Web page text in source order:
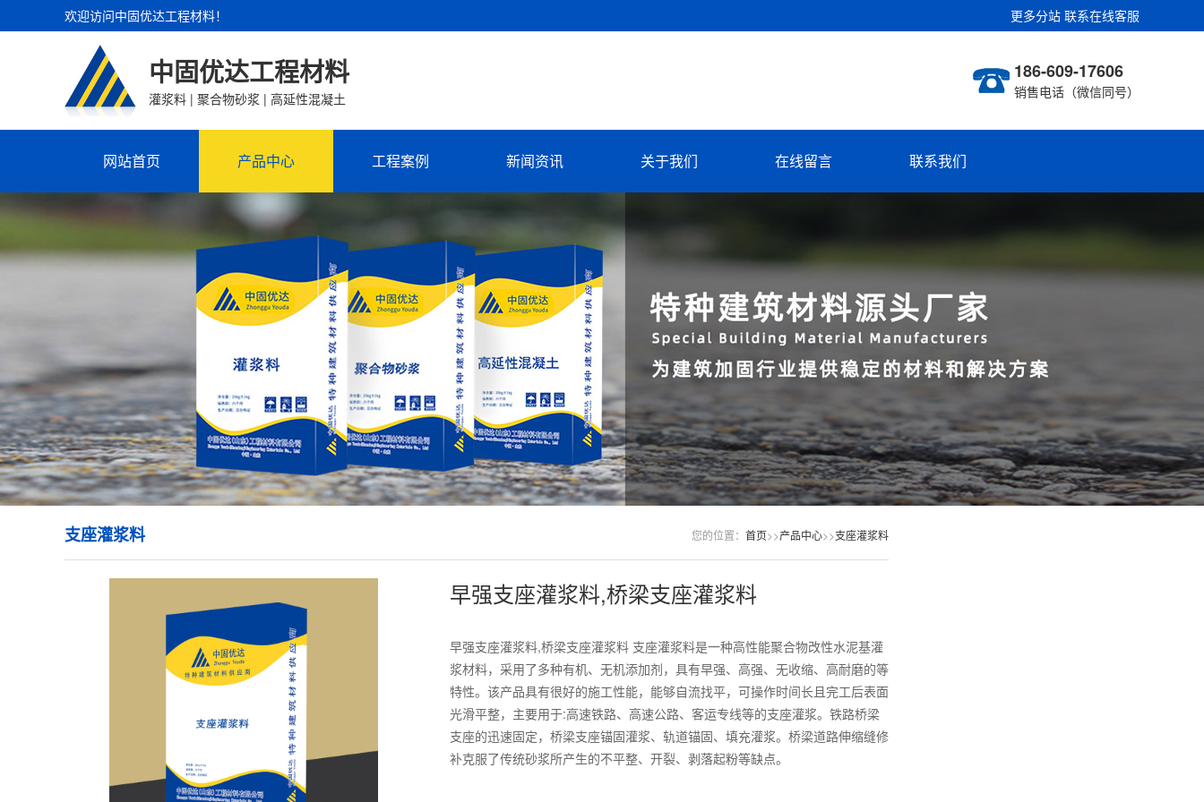
更多分站 联系在线客服
欢迎访问中固优达工程材料！
中固优达工程材料
灌浆料 | 聚合物砂浆 | 高延性混凝土
186-609-17606
销售电话（微信同号）
网站首页 产品中心 工程案例 新闻资讯 关于我们 在线留言 联系我们
您的位置： 首页>>产品中心>>支座灌浆料
支座灌浆料
早强支座灌浆料,桥梁支座灌浆料
早强支座灌浆料,桥梁支座灌浆料 支座灌浆料是一种高性能聚合物改性水泥基灌
浆材料，采用了多种有机、无机添加剂，具有早强、高强、无收缩、高耐磨的等
特性。该产品具有很好的施工性能，能够自流找平，可操作时间长且完工后表面
光滑平整，主要用于:高速铁路、高速公路、客运专线等的支座灌浆。铁路桥梁
支座的迅速固定，桥梁支座锚固灌浆、轨道锚固、填充灌浆。桥梁道路伸缩缝修
补克服了传统砂浆所产生的不平整、开裂、剥落起粉等缺点。